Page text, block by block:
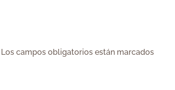
Los campos obligatorios están marcados